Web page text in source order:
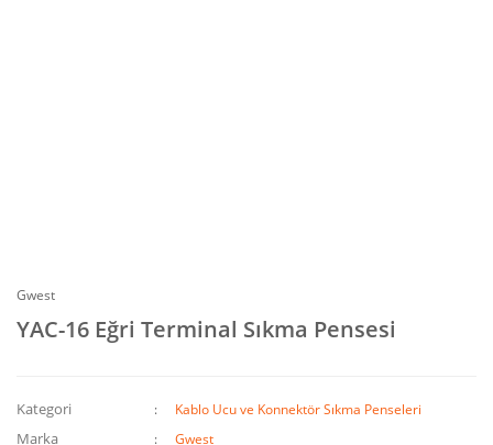
Gwest
YAC-16 Eğri Terminal Sıkma Pensesi
Kategori Kablo Ucu ve Konnektör Sıkma Penseleri
Marka Gwest